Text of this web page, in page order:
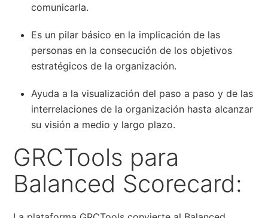
comunicarla.
Es un pilar básico en la implicación de las
personas en la consecución de los objetivos
estratégicos de la organización.
Ayuda a la visualización del paso a paso y de las
interrelaciones de la organización hasta alcanzar
su visión a medio y largo plazo.
GRCTools para
Balanced Scorecard: